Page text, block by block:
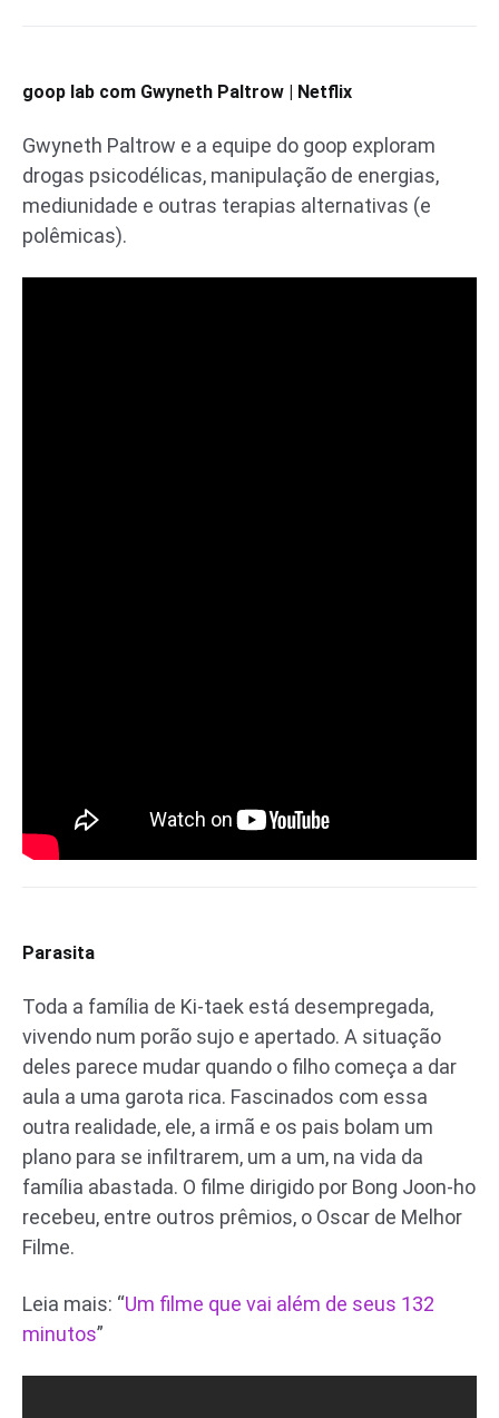
goop lab com Gwyneth Paltrow | Netflix
Gwyneth Paltrow e a equipe do goop exploram
drogas psicodélicas, manipulação de energias,
mediunidade e outras terapias alternativas (e
polêmicas).
Parasita
Toda a família de Ki-taek está desempregada,
vivendo num porão sujo e apertado. A situação
deles parece mudar quando o filho começa a dar
aula a uma garota rica. Fascinados com essa
outra realidade, ele, a irmã e os pais bolam um
plano para se infiltrarem, um a um, na vida da
família abastada. O filme dirigido por Bong Joon-ho
recebeu, entre outros prêmios, o Oscar de Melhor
Filme.
Leia mais: “Um filme que vai além de seus 132
minutos”